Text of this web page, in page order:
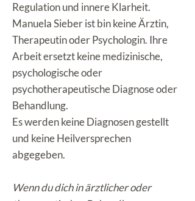
Regulation und innere Klarheit.
Manuela Sieber ist bin keine Ärztin,
Therapeutin oder Psychologin. Ihre
Arbeit ersetzt keine medizinische,
psychologische oder
psychotherapeutische Diagnose oder
Behandlung.
Es werden keine Diagnosen gestellt
und keine Heilversprechen
abgegeben.
Wenn du dich in ärztlicher oder